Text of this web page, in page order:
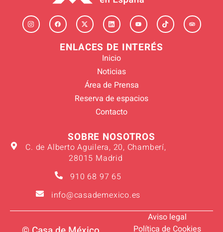
ENLACES DE INTERÉS
Inicio
Noticias
Área de Prensa
Reserva de espacios
Contacto
SOBRE NOSOTROS
C. de Alberto Aguilera, 20, Chamberí,
28015 Madrid
910 68 97 65
info@casademexico.es
Aviso legal
Política de Cookies